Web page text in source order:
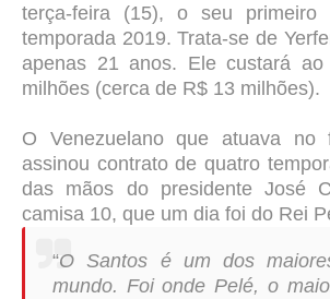
terça-feira (15), o seu primeiro
temporada 2019. Trata-se de
apenas 21 anos. Ele custará
milhões (cerca de R$ 13 milhões).
O Venezuelano que atuava no
assinou contrato de quatro
das mãos do presidente José
camisa 10, que um dia foi do Rei
“O Santos é um dos
mundo. Foi onde Pelé, o